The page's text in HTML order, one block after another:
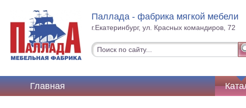
Паллада - фабрика мягкой мебели
г.Екатеринбург, ул. Красных командиров, 72
Главная